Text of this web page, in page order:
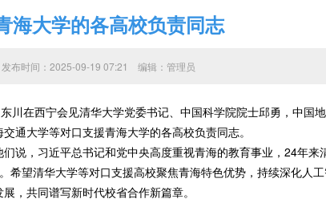
海大学的各高校负责同志
发布时间：2025-09-19 07:21 编辑：管理员
在西宁会见清华大学党委书记、中国科学院院士邱勇，中国
通大学等对口支援青海大学的各高校负责同志。
，习近平总书记和党中央高度重视青海的教育事业，24年来
望清华大学等对口支援高校聚焦青海特色优势，持续深化人
，共同谱写新时代校省合作新篇章。